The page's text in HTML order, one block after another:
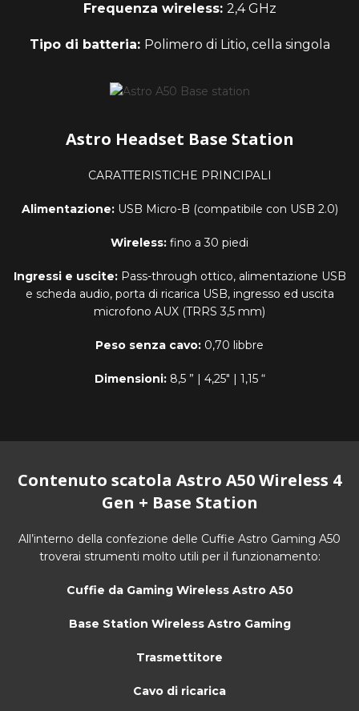
Frequenza wireless: 2,4 GHz
Tipo di batteria: Polimero di Litio, cella singola
Astro Headset Base Station
CARATTERISTICHE PRINCIPALI
Alimentazione: USB Micro-B (compatibile con USB 2.0)
Wireless: fino a 30 piedi
Ingressi e uscite: Pass-through ottico, alimentazione USB
e scheda audio, porta di ricarica USB, ingresso ed uscita
microfono AUX (TRRS 3,5 mm)
Peso senza cavo: 0,70 libbre
Dimensioni: 8,5 ” | 4,25″ | 1,15 “
Contenuto scatola Astro A50 Wireless 4
Gen + Base Station
All’interno della confezione delle Cuffie Astro Gaming A50
troverai strumenti molto utili per il funzionamento:
Cuffie da Gaming Wireless Astro A50
Base Station Wireless Astro Gaming
Trasmettitore
Cavo di ricarica